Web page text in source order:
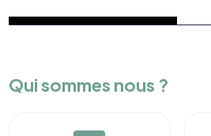
Qui sommes nous ?